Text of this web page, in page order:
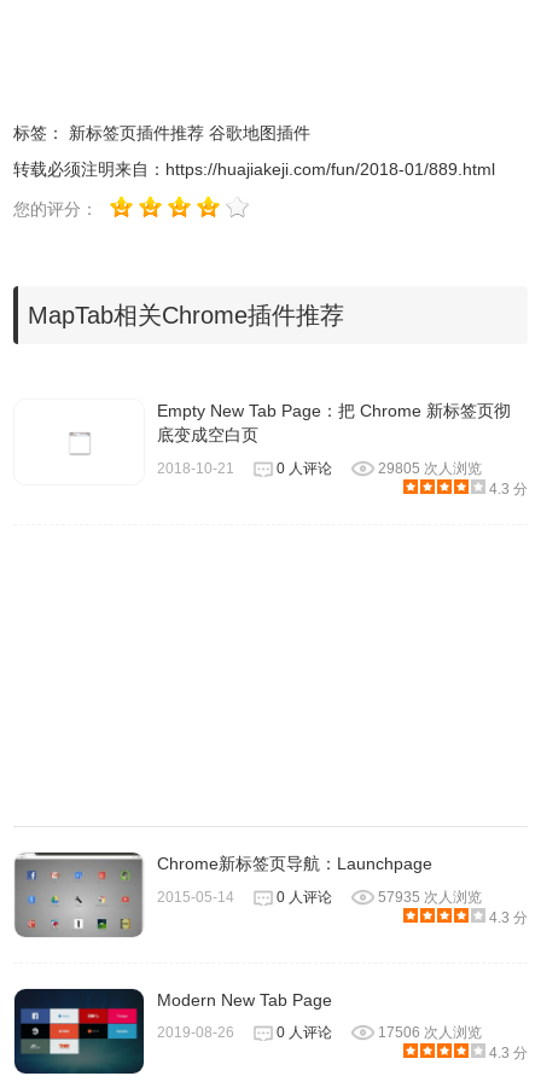
标签： 新标签页插件推荐 谷歌地图插件
转载必须注明来自： https://huajiakeji.com/fun/2018-01/889.html
您的评分：
MapTab相关Chrome插件推荐
Empty New Tab Page：把 Chrome 新标签页彻
底变成空白页
2018-10-21 0 人评论
29805 次人浏览
4.3 分
Chrome新标签页导航：Launchpage
2015-05-14 0 人评论
57935 次人浏览
4.3 分
Modern New Tab Page
2019-08-26 0 人评论
17506 次人浏览
4.3 分